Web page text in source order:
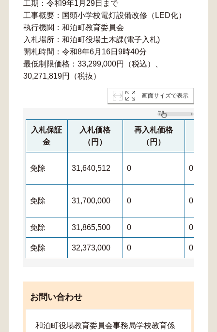
工期：令和9年1月29日まで
工事概要：国頭小学校電灯設備改修（LED化）
執行機関：和泊町教育委員会
入札場所：和泊町役場土木課(電子入札)
開札時間：令和8年6月16日9時40分
最低制限価格：33,299,000円（税込）、
30,271,819円（税抜）
画面サイズで表示
入札保証
金
入札価格
（円）
再入札価格
（円）
免除 31,640,512 0 0
免除 31,700,000 0 0
免除 31,865,500 0 0
免除 32,373,000 0 0
お問い合わせ
和泊町役場教育委員会事務局学校教育係